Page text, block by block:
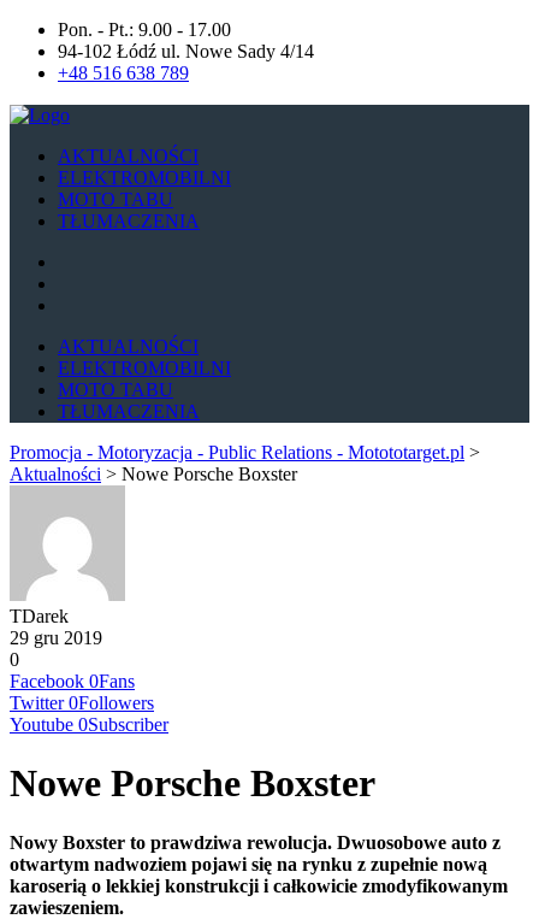
Pon. - Pt.: 9.00 - 17.00
94-102 Łódź ul. Nowe Sady 4/14
+48 516 638 789
AKTUALNOŚCI
ELEKTROMOBILNI
MOTO TABU
TŁUMACZENIA
AKTUALNOŚCI
ELEKTROMOBILNI
MOTO TABU
TŁUMACZENIA
Promocja - Motoryzacja - Public Relations - Motototarget.pl >
Aktualności > Nowe Porsche Boxster
TDarek
29 gru 2019
0
Facebook 0Fans
Twitter 0Followers
Youtube 0Subscriber
Nowe Porsche Boxster
Nowy Boxster to prawdziwa rewolucja. Dwuosobowe auto z
otwartym nadwoziem pojawi się na rynku z zupełnie nową
karoserią o lekkiej konstrukcji i całkowicie zmodyfikowanym
zawieszeniem.